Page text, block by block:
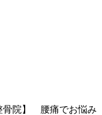
骨院】 腰痛でお悩み